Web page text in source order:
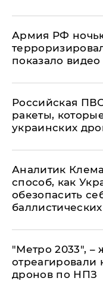
Армия РФ
показало видео
Российская
ракеты,
украинских
Аналитик
способ, как
обезопасить
"Метро 2033", –
отреагировали
дронов по НПЗ